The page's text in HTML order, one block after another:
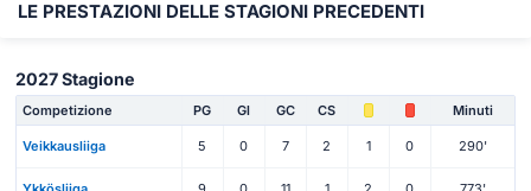
LE PRESTAZIONI DELLE STAGIONI PRECEDENTI
2027 Stagione
Competizione PG Gl GC CS Minuti
Veikkausliiga 5 0 7 2 1 0 290'